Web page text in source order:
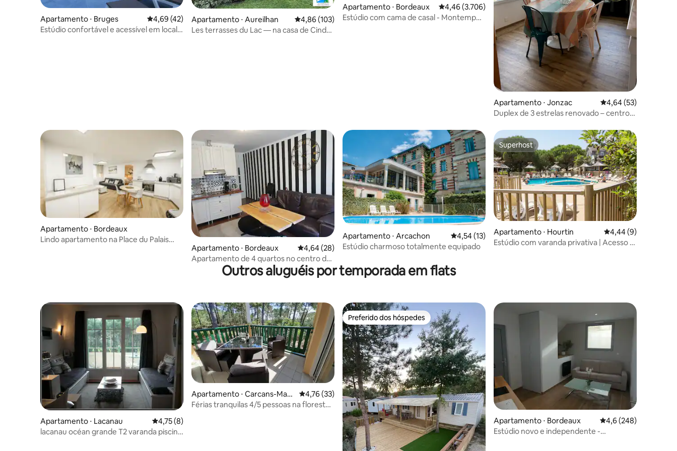
Apartamento ⋅ Bruges 4,69 de uma avaliação média de 5, 42 avaliações
4,69 (42)
Estúdio confortável e acessível em local
Apartamento ⋅ Aureilhan 4,86 de uma avaliação média de 5, 103 avaliações
4,86 (103)
Les terrasses du Lac — na casa de Cindy
Apartamento ⋅ Bordeaux 4,46 de uma avaliação média de 5, 3.706 avaliações
4,46 (3.706)
Estúdio com cama de casal - Montempô
Apartamento ⋅ Jonzac 4,64 de uma
4,64 (53)
Duplex de 3 estrelas renovado – centro
Apartamento ⋅ Bordeaux
Lindo apartamento na Place du Palais
Apartamento ⋅ Bordeaux 4,64 de uma avaliação média de 5, 28 avaliações
4,64 (28)
Apartamento de 4 quartos no centro de
Bordeaux com vaga de estacionamento
Apartamento ⋅ Arcachon 4,54 de uma avaliação média de 5, 13 avaliações
4,54 (13)
Estúdio charmoso totalmente equipado
Superhost
Superhost
Apartamento ⋅ Hourtin 4,44 de uma
4,44 (9)
Estúdio com varanda privativa | Acesso à
Outros aluguéis por temporada em flats
Apartamento ⋅ Lacanau 4,75 de uma avaliação média de 5, 8 avaliações
4,75 (8)
lacanau océan grande T2 varanda piscina
Apartamento ⋅ Carcans-Mau
buisson
4,76 de uma avaliação média de 5, 33 avaliações
4,76 (33)
Férias tranquilas 4/5 pessoas na floresta
Preferido dos hóspedes
Preferido dos hóspedes
Apartamento ⋅ Bordeaux 4,6 de uma avaliação
4,6 (248)
Estúdio novo e independente -